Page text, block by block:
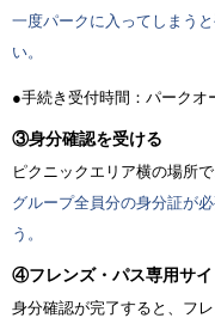
一度パークに入ってしまう
い。
●手続き受付時間：パークオ
③身分確認を受ける
ピクニックエリア横の場所
グループ全員分の身分証が
う。
④フレンズ・パス専用サ
身分確認が完了すると、フ